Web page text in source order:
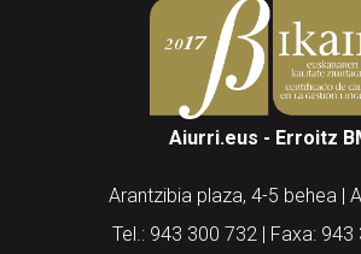
Aiurri.eus - Erroitz
Arantzibia plaza, 4-5 behea |
Tel.: 943 300 732 | Faxa: 943